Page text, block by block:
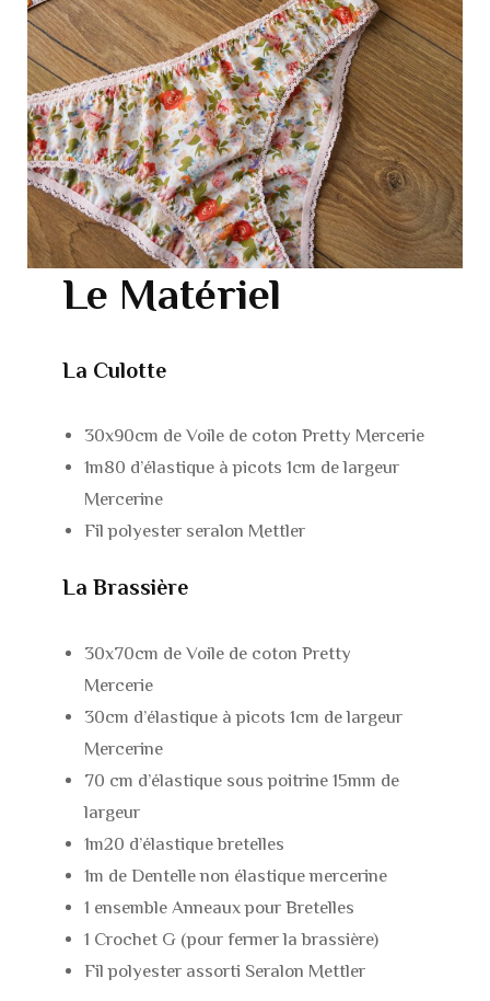
Le Matériel
La Culotte
30x90cm de Voile de coton Pretty Mercerie
1m80 d’élastique à picots 1cm de largeur
Mercerine
Fil polyester seralon Mettler
La Brassière
30x70cm de Voile de coton Pretty
Mercerie
30cm d’élastique à picots 1cm de largeur
Mercerine
70 cm d’élastique sous poitrine 15mm de
largeur
1m20 d’élastique bretelles
1m de Dentelle non élastique mercerine
1 ensemble Anneaux pour Bretelles
1 Crochet G (pour fermer la brassière)
Fil polyester assorti Seralon Mettler